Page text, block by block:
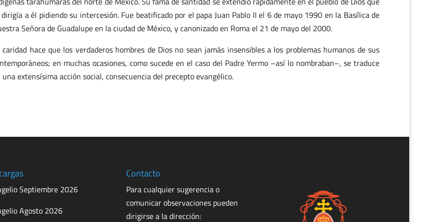
a él pidiendo su intercesión. Fue beatificado por el papa Juan Pablo II el 6 de mayo 1990 en la Basílica de
Señora de Guadalupe en la ciudad de México, y canonizado en Roma el 21 de mayo del 2000.
caridad hace que los verdaderos hombres de Dios no sean jamás insensibles a los problemas humanos de sus
en muchas ocasiones, como sucede en el caso del Padre Yermo –así lo nombraban–, se traduce
una extensísima acción social, consecuencia del precepto evangélico.
Septiembre 2026
Agosto 2026
Contacto
Para cualquier sugerencia o
comunicar observaciones pueden
dirigirse a la dirección: